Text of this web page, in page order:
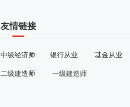
友情链接
中级经济师 银行从业 基金从业
二级建造师 一级建造师